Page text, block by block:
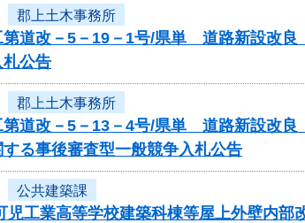
郡上土木事務所
第道改－5－19－1号/県単 道路新設改
公告
郡上土木事務所
第道改－5－13－4号/県単 道路新設改
事後審査型一般競争入札公告
公共建築課
児工業高等学校建築科棟等屋上外壁内部